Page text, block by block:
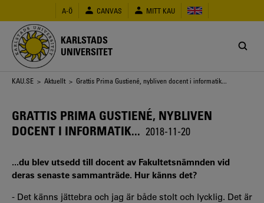
huvudinnehåll
A-Ö CANVAS MITT KAU
KARLSTADS
UNIVERSITET
Länkstig
KAU.SE > Aktuellt > Grattis Prima Gustiené, nybliven docent i informatik...
GRATTIS PRIMA GUSTIENÉ, NYBLIVEN
DOCENT I INFORMATIK... 2018-11-20
...du blev utsedd till docent av Fakultetsnämnden vid
deras senaste sammanträde. Hur känns det?
- Det känns jättebra och jag är både stolt och lycklig. Det är